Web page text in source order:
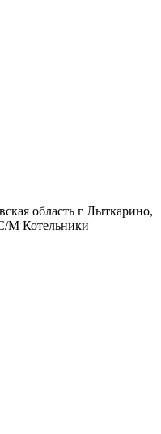
область г Лыткарино,
М Котельники